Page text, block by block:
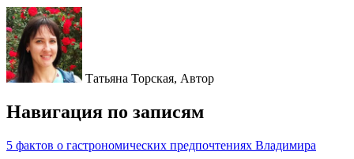
Татьяна Торская, Автор
Навигация по записям
5 фактов о гастрономических предпочтениях Владимира